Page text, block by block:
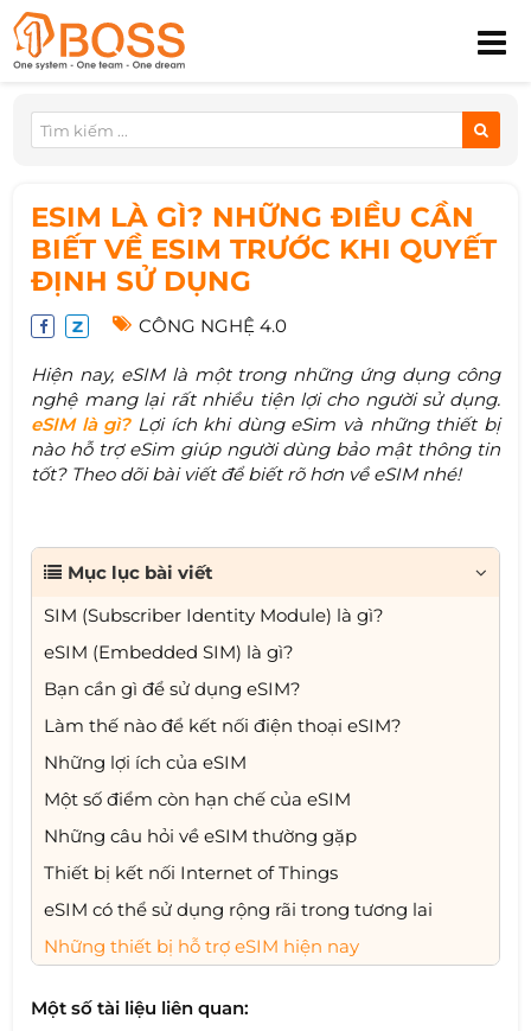
ESIM LÀ GÌ? NHỮNG ĐIỀU CẦN
BIẾT VỀ ESIM TRƯỚC KHI QUYẾT
ĐỊNH SỬ DỤNG
CÔNG NGHỆ 4.0
Hiện nay, eSIM là một trong những ứng dụng công
nghệ mang lại rất nhiều tiện lợi cho người sử dụng.
eSIM là gì? Lợi ích khi dùng eSim và những thiết bị
nào hỗ trợ eSim giúp người dùng bảo mật thông tin
tốt? Theo dõi bài viết để biết rõ hơn về eSIM nhé!
Mục lục bài viết
SIM (Subscriber Identity Module) là gì?
eSIM (Embedded SIM) là gì?
Bạn cần gì để sử dụng eSIM?
Làm thế nào để kết nối điện thoại eSIM?
Những lợi ích của eSIM
Một số điểm còn hạn chế của eSIM
Những câu hỏi về eSIM thường gặp
Thiết bị kết nối Internet of Things
eSIM có thể sử dụng rộng rãi trong tương lai
Những thiết bị hỗ trợ eSIM hiện nay
Một số tài liệu liên quan: